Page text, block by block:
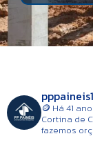
🪙 Há 41
Cortina de
fazemos